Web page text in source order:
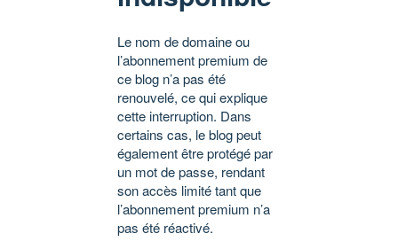
Le nom de domaine ou
l’abonnement premium de
ce blog n’a pas été
renouvelé, ce qui explique
cette interruption. Dans
certains cas, le blog peut
également être protégé par
un mot de passe, rendant
son accès limité tant que
l’abonnement premium n’a
pas été réactivé.